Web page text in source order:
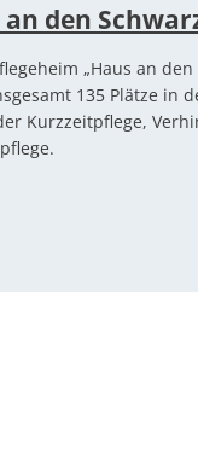
an den
„Haus an
135 Plätze in
Kurzzeitpflege,